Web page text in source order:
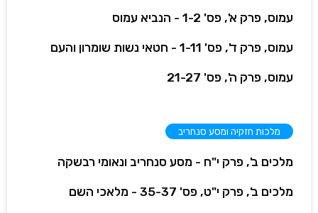
עמוס, פרק א', פס' 1-2 - הנביא עמוס
עמוס, פרק ד', פס' 1-11 - חטאי נשות שומרון והעם
עמוס, פרק ה', פס' 21-27
מלכות חזקיה ומסע סנחריב
מלכים ב', פרק י"ח - מסע סנחריב ונאומי רבשקה
מלכים ב', פרק י"ט, פס' 35-37 - מלאכי השם